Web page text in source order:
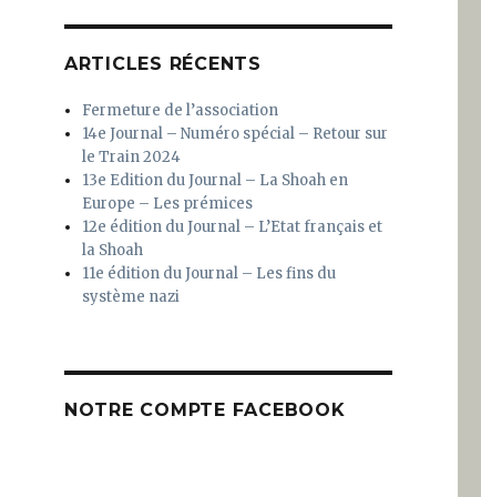
ARTICLES RÉCENTS
Fermeture de l’association
14e Journal – Numéro spécial – Retour sur
le Train 2024
13e Edition du Journal – La Shoah en
Europe – Les prémices
12e édition du Journal – L’Etat français et
la Shoah
11e édition du Journal – Les fins du
système nazi
NOTRE COMPTE FACEBOOK